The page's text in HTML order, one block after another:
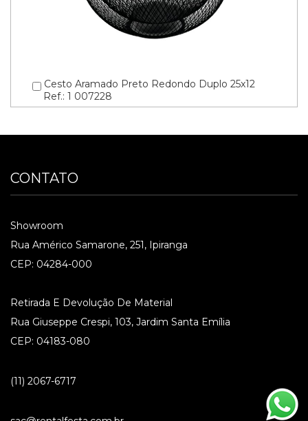
Cesto Aramado Preto Redondo Duplo 25x12
Ref.: 1 007228
CONTATO
Showroom
Rua Américo Samarone, 251, Ipiranga
CEP: 04284-000
Retirada E Devolução De Material
Rua Giuseppe Crespi, 103, Jardim Santa Emília
CEP: 04183-080
(11) 2067-6717